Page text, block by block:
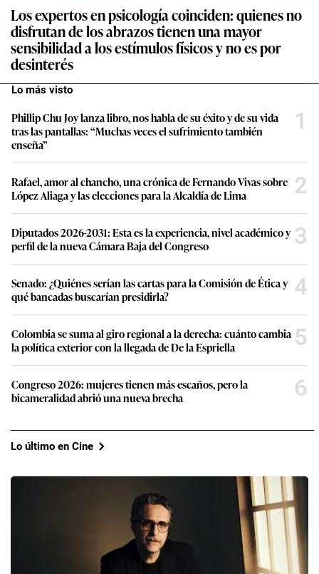
Los expertos en psicología coinciden: quienes no
disfrutan de los abrazos tienen una mayor
sensibilidad a los estímulos físicos y no es por
desinterés
Lo más visto
Phillip Chu Joy lanza libro, nos habla de su éxito y de su vida
tras las pantallas: “Muchas veces el sufrimiento también
enseña”
1
Rafael, amor al chancho, una crónica de Fernando Vivas sobre
López Aliaga y las elecciones para la Alcaldía de Lima
2
Diputados 2026-2031: Esta es la experiencia, nivel académico y
perfil de la nueva Cámara Baja del Congreso
3
Senado: ¿Quiénes serían las cartas para la Comisión de Ética y
qué bancadas buscarían presidirla?
4
Colombia se suma al giro regional a la derecha: cuánto cambia
la política exterior con la llegada de De la Espriella
5
Congreso 2026: mujeres tienen más escaños, pero la
bicameralidad abrió una nueva brecha
6
Lo último en Cine